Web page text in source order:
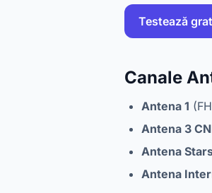
Testează
Canale
Antena 1
Antena 3
Antena
Antena